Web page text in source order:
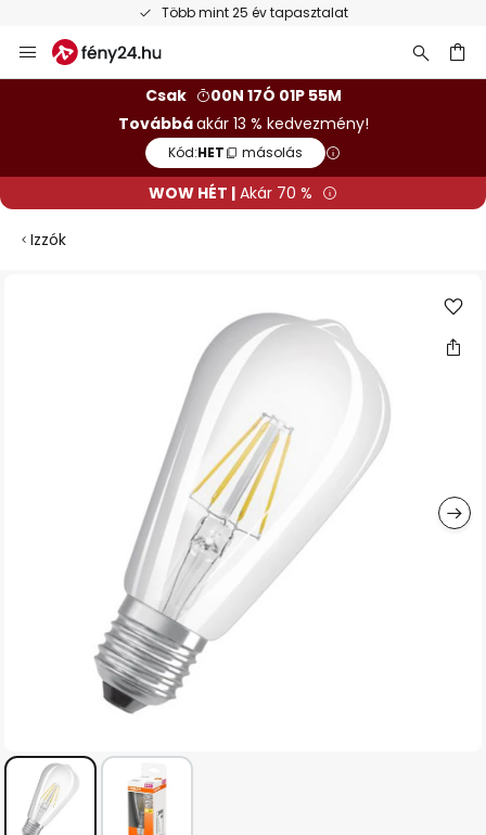
Több mint 25 év tapasztalat
Ugrás
a
Csak
00N 17Ó 01P 55M
Továbbáakár 13 % kedvezmény!
Kód:HET másolás
WOW HÉT | Akár 70 %
Izzók